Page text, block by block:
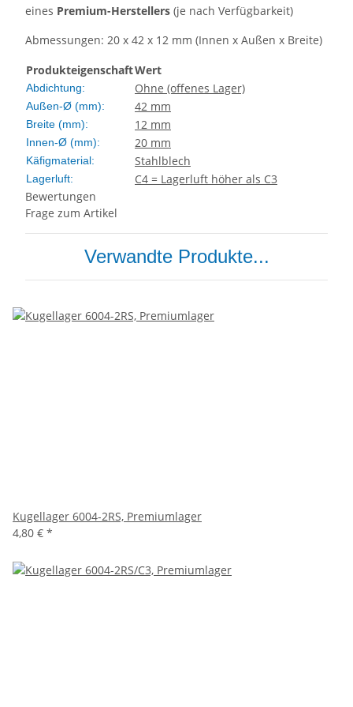
eines Premium-Herstellers (je nach Verfügbarkeit)
Abmessungen: 20 x 42 x 12 mm (Innen x Außen x Breite)
ProdukteigenschaftWert
Abdichtung: Ohne (offenes Lager)
Außen-Ø (mm): 42 mm
Breite (mm): 12 mm
Innen-Ø (mm): 20 mm
Käfigmaterial: Stahlblech
Lagerluft:
C4 = Lagerluft höher als C3
Bewertungen
Frage zum Artikel
Verwandte Produkte...
Kugellager 6004-2RS, Premiumlager
4,80 € *